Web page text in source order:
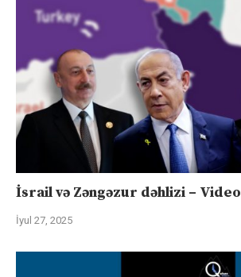
İsrail və Zəngəzur dəhlizi – Video
İyul 27, 2025